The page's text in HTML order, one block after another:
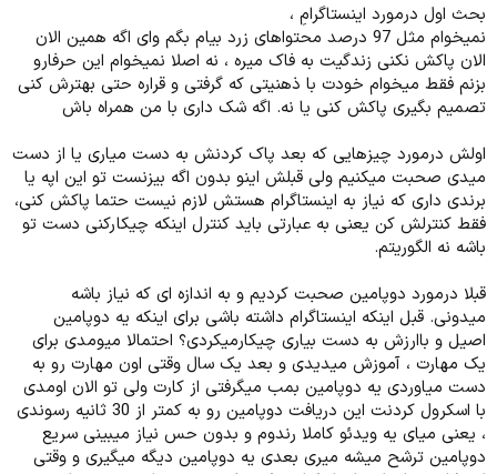
بحث اول درمورد اینستاگرامِ ،
نمیخوام مثل 97 درصد محتواهای زرد بیام بگم وای اگه همین الان
الان پاکش نکنی زندگیت به فاک میره ، نه اصلا نمیخوام این حرفارو
بزنم فقط میخوام خودت با ذهنیتی که گرفتی و قراره حتی بهترش کنی
تصمیم بگیری پاکش کنی یا نه. اگه شک داری با من همراه باش
اولش درمورد چیزهایی که بعد پاک کردنش به دست میاری یا از دست
میدی صحبت میکنیم ولی قبلش اینو بدون اگه بیزنست تو این اپه یا
برندی داری که نیاز به اینستاگرام هستش لازم نیست حتما پاکش کنی،
فقط کنترلش کن یعنی به عبارتی باید کنترل اینکه چیکارکنی دست تو
باشه نه الگوریتم.
قبلا درمورد دوپامین صحبت کردیم و به اندازه ای که نیاز باشه
میدونی. قبل اینکه اینستاگرام داشته باشی برای اینکه یه دوپامین
اصیل و باارزش به دست بیاری چیکارمیکردی؟ احتمالا میومدی برای
یک مهارت ، آموزش میدیدی و بعد یک سال وقتی اون مهارت رو به
دست میاوردی یه دوپامین بمب میگرفتی از کارت ولی تو الان اومدی
با اسکرول کردنت این دریافت دوپامین رو به کمتر از 30 ثانیه رسوندی
، یعنی میای یه ویدئو کاملا رندوم و بدون حس نیاز میبینی سریع
دوپامین ترشح میشه میری بعدی یه دوپامین دیگه میگیری و وقتی